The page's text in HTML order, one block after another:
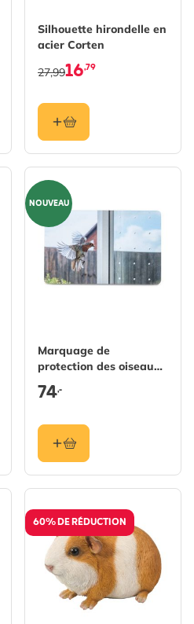
Silhouette hirondelle en
acier Corten
16,79
27,99
NOUVEAU
Marquage de
protection des oiseaux
SEEN Elements 50m
74,-
60% DE RÉDUCTION